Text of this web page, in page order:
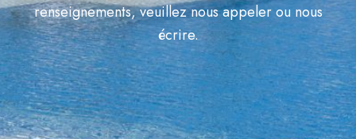
renseignements, veuillez nous appeler ou nous
écrire.